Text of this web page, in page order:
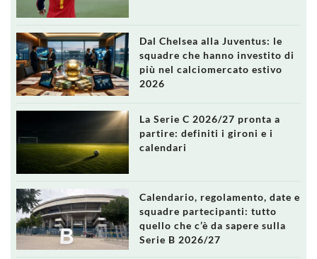
Dal Chelsea alla Juventus: le
squadre che hanno investito di
più nel calciomercato estivo
2026
La Serie C 2026/27 pronta a
partire: definiti i gironi e i
calendari
Calendario, regolamento, date e
squadre partecipanti: tutto
quello che c’è da sapere sulla
Serie B 2026/27